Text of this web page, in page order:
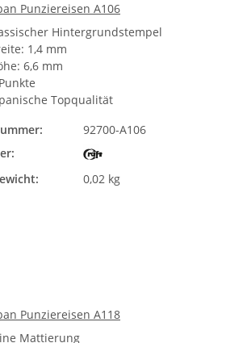
Punziereisen A106
Hintergrundstempel
1,4 mm
6,6 mm
Topqualität
92700-A106
0,02 kg
Punziereisen A118
Mattierung